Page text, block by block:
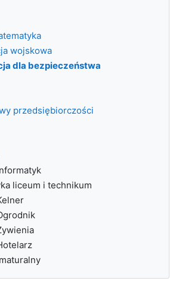
wojskowa
dla bezpieczeństwa
przedsiębiorczości
liceum i technikum